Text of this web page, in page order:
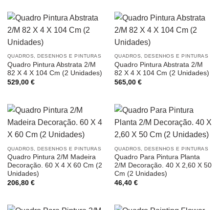
QUADROS, DESENHOS E PINTURAS
Quadro Pintura Abstrata 2/M
82 X 4 X 104 Cm (2 Unidades)
529,00 €
QUADROS, DESENHOS E PINTURAS
Quadro Pintura Abstrata 2/M
82 X 4 X 104 Cm (2 Unidades)
565,00 €
QUADROS, DESENHOS E PINTURAS
Quadro Pintura 2/M Madeira
Decoração. 60 X 4 X 60 Cm (2
Unidades)
206,80 €
QUADROS, DESENHOS E PINTURAS
Quadro Para Pintura Planta
2/M Decoração. 40 X 2,60 X 50
Cm (2 Unidades)
46,40 €